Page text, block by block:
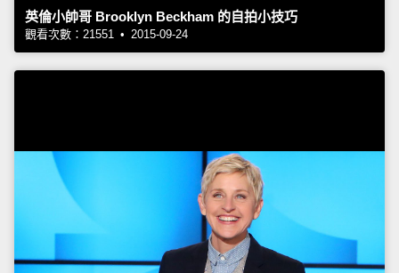
英倫小帥哥 Brooklyn Beckham 的自拍小技巧
觀看次數：21551 • 2015-09-24